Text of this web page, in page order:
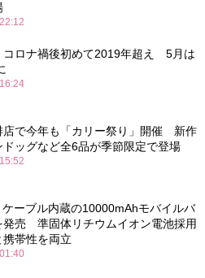
コロナ禍後初めて2019年超え 5月は
店で今年も「カリー祭り」開催 新作
ドッグなど全6品が季節限定で登場
ーブル内蔵の10000mAhモバイルバ
発売 準固体リチウムイオン電池採用
携帯性を両立